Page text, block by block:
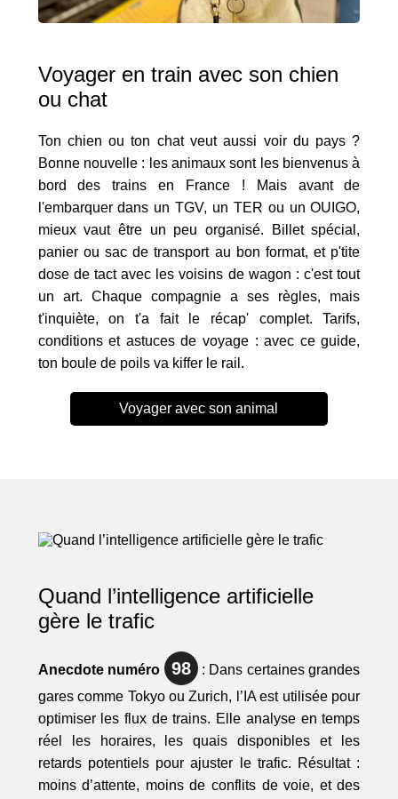
Voyager en train avec son chien
ou chat
Ton chien ou ton chat veut aussi voir du pays ?
Bonne nouvelle : les animaux sont les bienvenus à
bord des trains en France ! Mais avant de
l'embarquer dans un TGV, un TER ou un OUIGO,
mieux vaut être un peu organisé. Billet spécial,
panier ou sac de transport au bon format, et p'tite
dose de tact avec les voisins de wagon : c'est tout
un art. Chaque compagnie a ses règles, mais
t'inquiète, on t'a fait le récap' complet. Tarifs,
conditions et astuces de voyage : avec ce guide,
ton boule de poils va kiffer le rail.
Voyager avec son animal
Quand l’intelligence artificielle
gère le trafic
Anecdote numéro 98 : Dans certaines grandes
gares comme Tokyo ou Zurich, l’IA est utilisée pour
optimiser les flux de trains. Elle analyse en temps
réel les horaires, les quais disponibles et les
retards potentiels pour ajuster le trafic. Résultat :
moins d’attente, moins de conflits de voie, et des